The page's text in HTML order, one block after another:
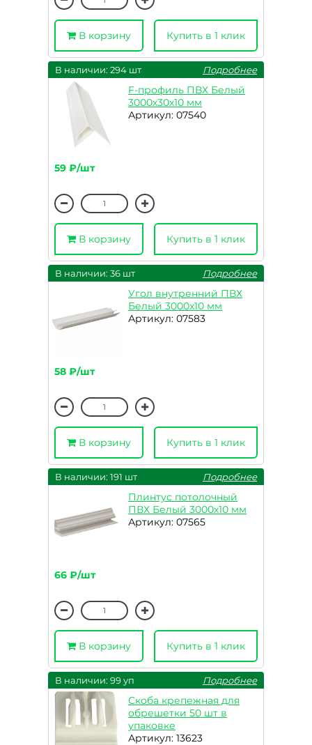
В корзину Купить в 1 клик
В наличии: 294 шт Подробнее
F-профиль ПВХ Белый
3000х30х10 мм
Артикул: 07540
59 ₽/шт
В корзину Купить в 1 клик
В наличии: 36 шт Подробнее
Угол внутренний ПВХ
Белый 3000х10 мм
Артикул: 07583
58 ₽/шт
В корзину Купить в 1 клик
В наличии: 191 шт Подробнее
Плинтус потолочный
ПВХ Белый 3000х10 мм
Артикул: 07565
66 ₽/шт
В корзину Купить в 1 клик
В наличии: 99 уп Подробнее
Скоба крепежная для
обрешетки 50 шт в
упаковке
Артикул: 13623